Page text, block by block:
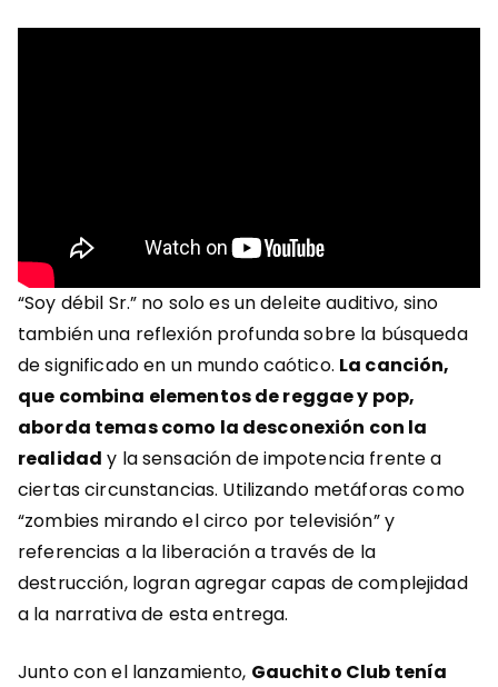
“Soy débil Sr.” no solo es un deleite auditivo, sino
también una reflexión profunda sobre la búsqueda
de significado en un mundo caótico. La canción,
que combina elementos de reggae y pop,
aborda temas como la desconexión con la
realidad y la sensación de impotencia frente a
ciertas circunstancias. Utilizando metáforas como
“zombies mirando el circo por televisión” y
referencias a la liberación a través de la
destrucción, logran agregar capas de complejidad
a la narrativa de esta entrega.
Junto con el lanzamiento, Gauchito Club tenía